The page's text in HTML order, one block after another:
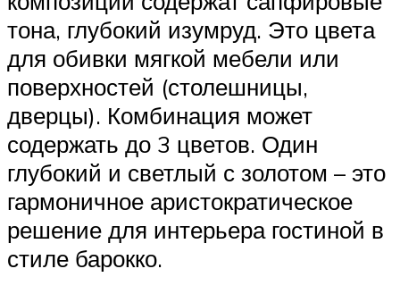
тона, глубокий изумруд. Это цвета
для обивки мягкой мебели или
поверхностей (столешницы,
дверцы). Комбинация может
содержать до 3 цветов. Один
глубокий и светлый с золотом – это
гармоничное аристократическое
решение для интерьера гостиной в
стиле барокко.